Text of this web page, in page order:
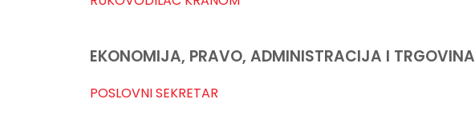
EKONOMIJA, PRAVO, ADMINISTRACIJA I TRGOVINA
POSLOVNI SEKRETAR